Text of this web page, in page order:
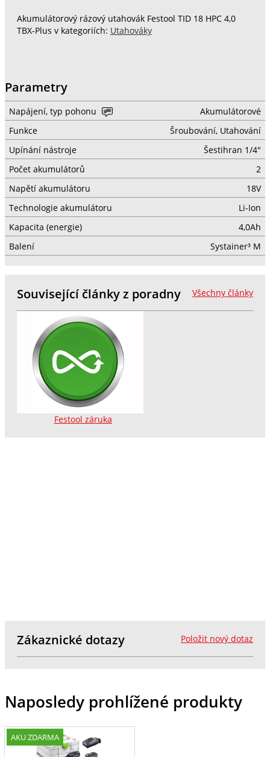
Akumulátorový rázový utahovák Festool TID 18 HPC 4,0
TBX-Plus v kategoriích: Utahováky
Parametry
Napájení, typ pohonu
Akumulátorové
Funkce
Šroubování, Utahování
Upínání nástroje
Šestihran 1/4"
Počet akumulátorů
2
Napětí akumulátoru
18V
Technologie akumulátoru
Li-Ion
Kapacita (energie)
4,0Ah
Balení
Systainer³ M
Všechny články
Související články z poradny
Festool záruka
Položit nový dotaz
Zákaznické dotazy
Naposledy prohlížené produkty
AKU ZDARMA